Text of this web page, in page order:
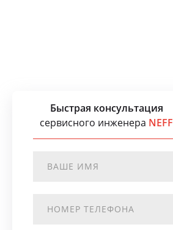
Быстрая консультация
сервисного инженера NEFF